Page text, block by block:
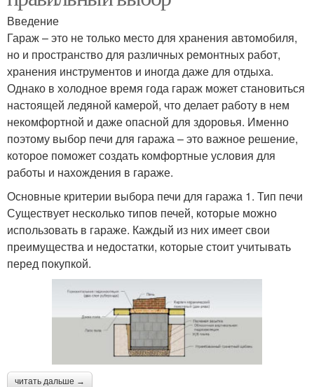
Введение
Гараж – это не только место для хранения автомобиля,
но и пространство для различных ремонтных работ,
хранения инструментов и иногда даже для отдыха.
Однако в холодное время года гараж может становиться
настоящей ледяной камерой, что делает работу в нем
некомфортной и даже опасной для здоровья. Именно
поэтому выбор печи для гаража – это важное решение,
которое поможет создать комфортные условия для
работы и нахождения в гараже.
Основные критерии выбора печи для гаража 1. Тип печи
Существует несколько типов печей, которые можно
использовать в гараже. Каждый из них имеет свои
преимущества и недостатки, которые стоит учитывать
перед покупкой.
читать дальше →